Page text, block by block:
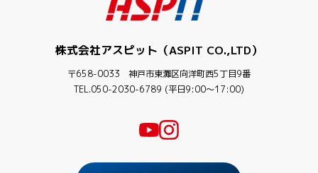
株式会社アスピット（ASPIT CO.,LTD）
〒658-0033 神戸市東灘区向洋町西5丁目9番
TEL.050-2030-6789 (平日9:00〜17:00)